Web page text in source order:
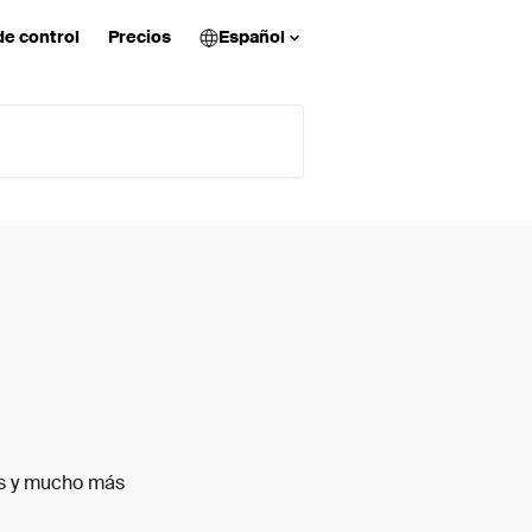
control Precios Español
y mucho más